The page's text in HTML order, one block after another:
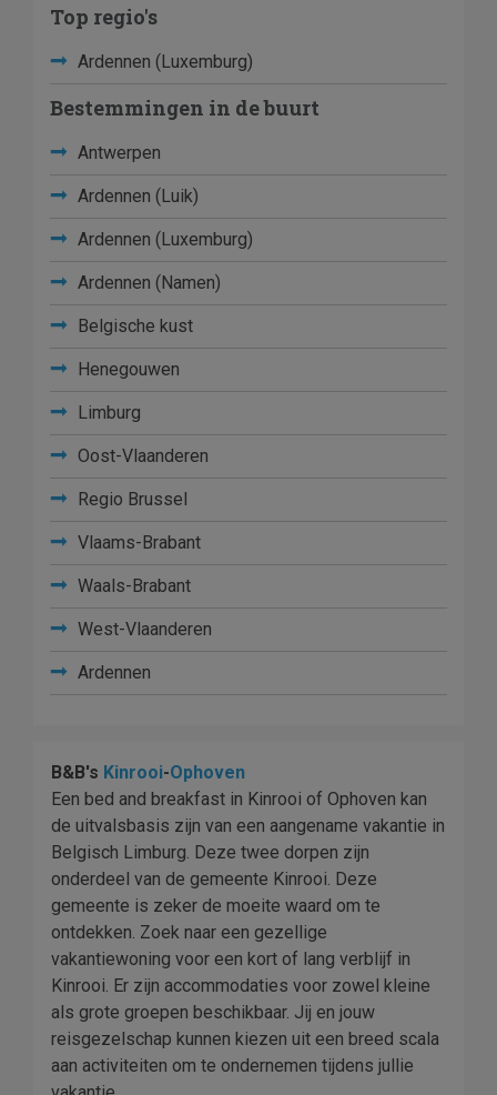
Top regio's
Ardennen (Luxemburg)
Bestemmingen in de buurt
Antwerpen
Ardennen (Luik)
Ardennen (Luxemburg)
Ardennen (Namen)
Belgische kust
Henegouwen
Limburg
Oost-Vlaanderen
Regio Brussel
Vlaams-Brabant
Waals-Brabant
West-Vlaanderen
Ardennen
B&B's Kinrooi-Ophoven
Een bed and breakfast in Kinrooi of Ophoven kan
de uitvalsbasis zijn van een aangename vakantie in
Belgisch Limburg. Deze twee dorpen zijn
onderdeel van de gemeente Kinrooi. Deze
gemeente is zeker de moeite waard om te
ontdekken. Zoek naar een gezellige
vakantiewoning voor een kort of lang verblijf in
Kinrooi. Er zijn accommodaties voor zowel kleine
als grote groepen beschikbaar. Jij en jouw
reisgezelschap kunnen kiezen uit een breed scala
aan activiteiten om te ondernemen tijdens jullie